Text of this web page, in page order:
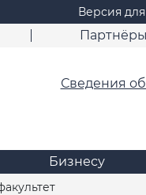
Версия
Партнёры
Сведения
Бизнесу